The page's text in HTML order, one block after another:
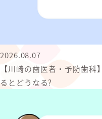
2026.08.07
【川崎の歯医者・予防歯
るとどうなる?